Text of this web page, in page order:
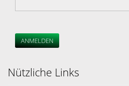
ANMELDEN
Nützliche Links